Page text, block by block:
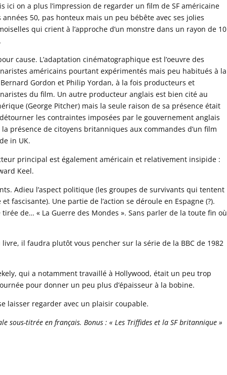
ici on a plus l’impression de regarder un film de SF américaine
années 50, pas honteux mais un peu bébête avec ses jolies
qui crient à l’approche d’un monstre dans un rayon de 10
cause. L’adaptation cinématographique est l’oeuvre des
américains pourtant expérimentés mais peu habitués à la
Bernard Gordon et Philip Yordan, à la fois producteurs et
du film. Un autre producteur anglais est bien cité au
(George Pitcher) mais la seule raison de sa présence était
les contraintes imposées par le gouvernement anglais
la présence de citoyens britanniques aux commandes d’un film
in UK.
principal est également américain et relativement insipide :
Keel.
Adieu l’aspect politique (les groupes de survivants qui tentent
fascisante). Une partie de l’action se déroule en Espagne (?).
de… « La Guerre des Mondes ». Sans parler de la toute fin où
il faudra plutôt vous pencher sur la série de la BBC de 1982
qui a notamment travaillé à Hollywood, était un peu trop
pour donner un peu plus d’épaisseur à la bobine.
laisser regarder avec un plaisir coupable.
sous-titrée en français. Bonus : « Les Triffides et la SF britannique »